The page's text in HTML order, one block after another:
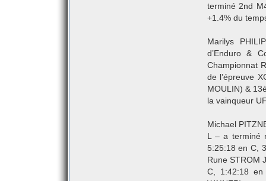
terminé 2nd
+1.4% du
Marilys
d’Enduro &
Championnat
de l’épreuve
MOULIN) &
la vainqueur
Michael
L – a terminé
5:25:18 en C,
Rune STROM
C, 1:42:18